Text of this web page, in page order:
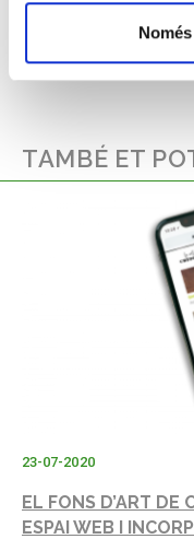
TAMBÉ ET
23-07-2020
EL FONS D’ART DE
ESPAI WEB I